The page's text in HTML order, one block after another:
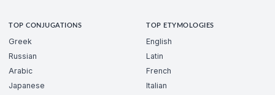
TOP CONJUGATIONS
Greek
Russian
Arabic
Japanese
TOP ETYMOLOGIES
English
Latin
French
Italian